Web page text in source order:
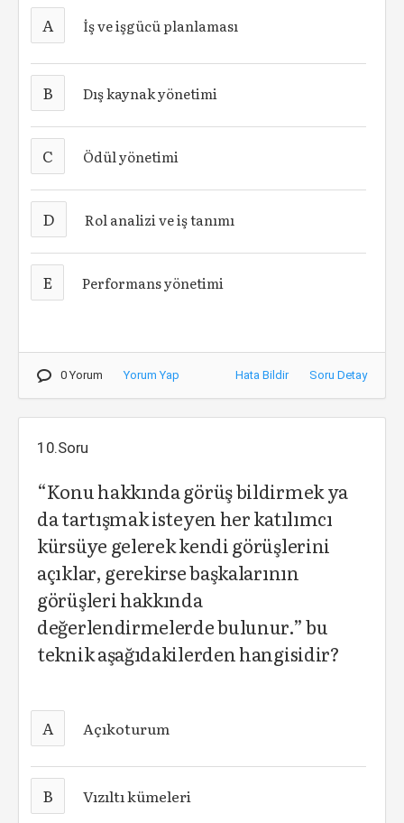
A İş ve işgücü planlaması
B Dış kaynak yönetimi
C Ödül yönetimi
D Rol analizi ve iş tanımı
E Performans yönetimi
0 Yorum Yorum Yap Hata Bildir Soru Detay
10.Soru
“Konu hakkında görüş bildirmek ya
da tartışmak isteyen her katılımcı
kürsüye gelerek kendi görüşlerini
açıklar, gerekirse başkalarının
görüşleri hakkında
değerlendirmelerde bulunur.” bu
teknik aşağıdakilerden hangisidir?
A Açıkoturum
B Vızıltı kümeleri